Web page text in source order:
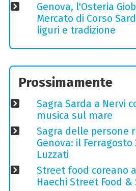
Genova, l'Osteria
Mercato di Corso
liguri e tradizione
Prossimamente
Sagra Sarda a Nervi
musica sul mare
Sagra delle persone
Genova: il Ferragosto
Luzzati
Street food coreano
Haechi Street Food &